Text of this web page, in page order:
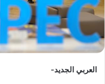
ا
إ
ل
ك
ت
العربي الجديد-